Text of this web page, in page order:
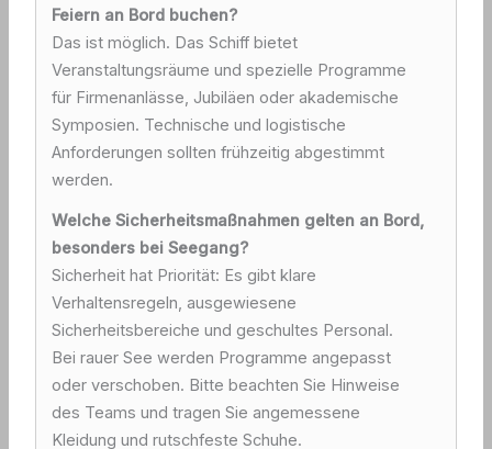
Feiern an Bord buchen?
Das ist möglich. Das Schiff bietet
Veranstaltungsräume und spezielle Programme
für Firmenanlässe, Jubiläen oder akademische
Symposien. Technische und logistische
Anforderungen sollten frühzeitig abgestimmt
werden.
Welche Sicherheitsmaßnahmen gelten an Bord,
besonders bei Seegang?
Sicherheit hat Priorität: Es gibt klare
Verhaltensregeln, ausgewiesene
Sicherheitsbereiche und geschultes Personal.
Bei rauer See werden Programme angepasst
oder verschoben. Bitte beachten Sie Hinweise
des Teams und tragen Sie angemessene
Kleidung und rutschfeste Schuhe.